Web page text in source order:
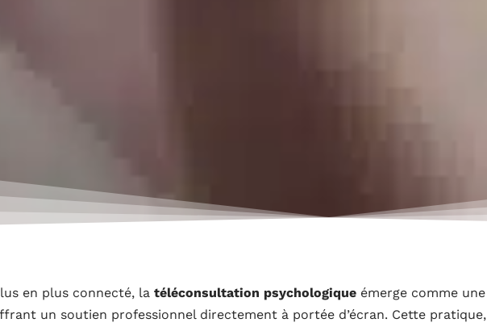
en plus connecté, la téléconsultation psychologique émerge comme une
un soutien professionnel directement à portée d’écran. Cette pratique,